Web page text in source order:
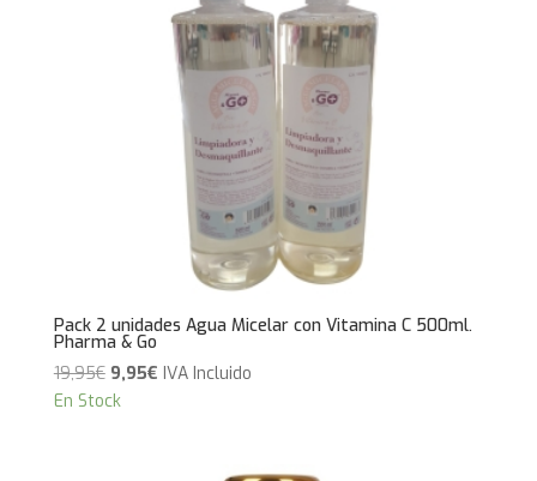
Pack 2 unidades Agua Micelar con Vitamina C 500ml.
Pharma & Go
19,95€ El
precio
9,95€ElIVA Incluido
En Stock